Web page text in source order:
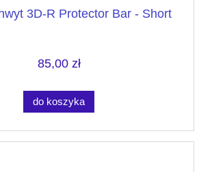
3D-R Protector Bar - Short
85,00 zł
do koszyka